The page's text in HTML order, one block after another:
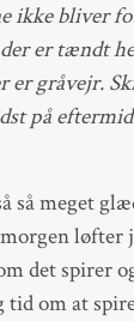
ikke bliver
er tændt
er gråvejr.
på
så meget
løfter
det spirer
om at